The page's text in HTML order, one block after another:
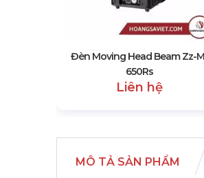
Đèn Moving Head Beam Zz-
650Rs
Liên hệ
MÔ TẢ SẢN PHẨM